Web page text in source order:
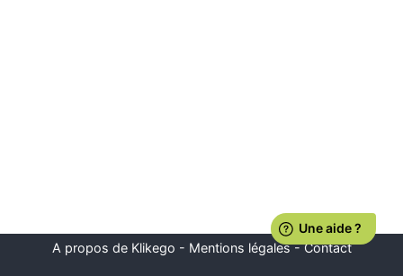
A propos de Klikego - Mentions légales-Contact